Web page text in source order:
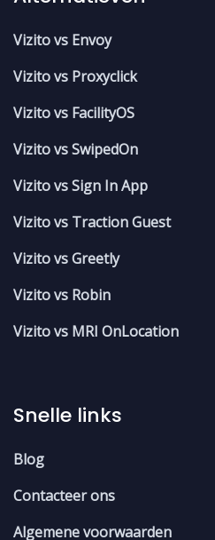
Vizito vs Envoy
Vizito vs Proxyclick
Vizito vs FacilityOS
Vizito vs SwipedOn
Vizito vs Sign In App
Vizito vs Traction Guest
Vizito vs Greetly
Vizito vs Robin
Vizito vs MRI OnLocation
Snelle links
Blog
Contacteer ons
Algemene voorwaarden